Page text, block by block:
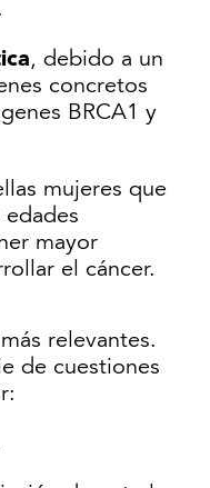
, debido a un
concretos
BRCA1 y
mujeres que
mayor
el cáncer.
relevantes.
de cuestiones